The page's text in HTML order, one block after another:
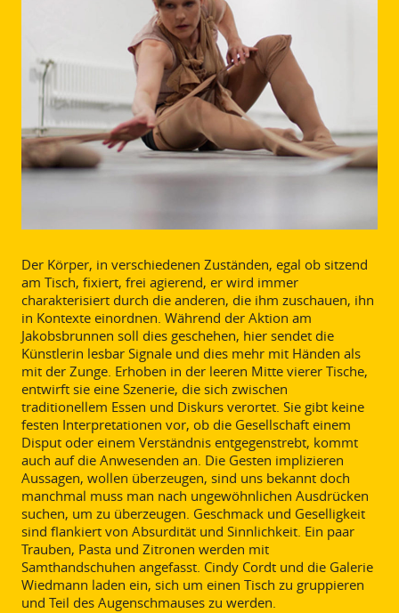
Der Körper, in verschiedenen Zuständen, egal ob sitzend
am Tisch, fixiert, frei agierend, er wird immer
charakterisiert durch die anderen, die ihm zuschauen, ihn
in Kontexte einordnen. Während der Aktion am
Jakobsbrunnen soll dies geschehen, hier sendet die
Künstlerin lesbar Signale und dies mehr mit Händen als
mit der Zunge. Erhoben in der leeren Mitte vierer Tische,
entwirft sie eine Szenerie, die sich zwischen
traditionellem Essen und Diskurs verortet. Sie gibt keine
festen Interpretationen vor, ob die Gesellschaft einem
Disput oder einem Verständnis entgegenstrebt, kommt
auch auf die Anwesenden an. Die Gesten implizieren
Aussagen, wollen überzeugen, sind uns bekannt doch
manchmal muss man nach ungewöhnlichen Ausdrücken
suchen, um zu überzeugen. Geschmack und Geselligkeit
sind flankiert von Absurdität und Sinnlichkeit. Ein paar
Trauben, Pasta und Zitronen werden mit
Samthandschuhen angefasst. Cindy Cordt und die Galerie
Wiedmann laden ein, sich um einen Tisch zu gruppieren
und Teil des Augenschmauses zu werden.